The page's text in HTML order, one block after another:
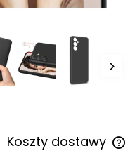
Koszty dostawy